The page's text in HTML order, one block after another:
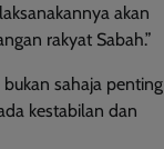
akan
rakyat Sabah.”
sahaja penting
kestabilan dan